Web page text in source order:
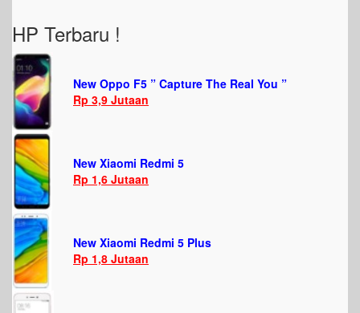
HP Terbaru !
New Oppo F5 ” Capture The Real You ”
Rp 3,9 Jutaan
New Xiaomi Redmi 5
Rp 1,6 Jutaan
New Xiaomi Redmi 5 Plus
Rp 1,8 Jutaan